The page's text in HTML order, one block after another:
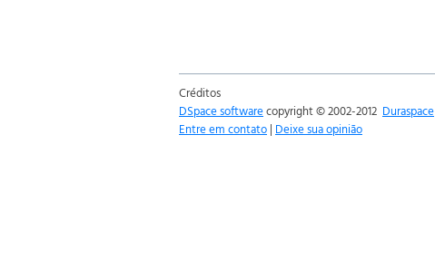
Créditos
DSpace softwarecopyright © 2002-2012 Duraspace
Entre em contato | Deixe sua opinião